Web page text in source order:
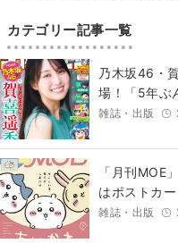
カテゴリー記事一覧
乃木坂46・
場！「5年ぶ
雑誌・出版
「月刊MOE
はポストカ
雑誌・出版